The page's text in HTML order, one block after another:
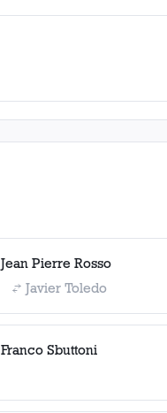
Jean Pierre Rosso
Javier Toledo
Franco Sbuttoni